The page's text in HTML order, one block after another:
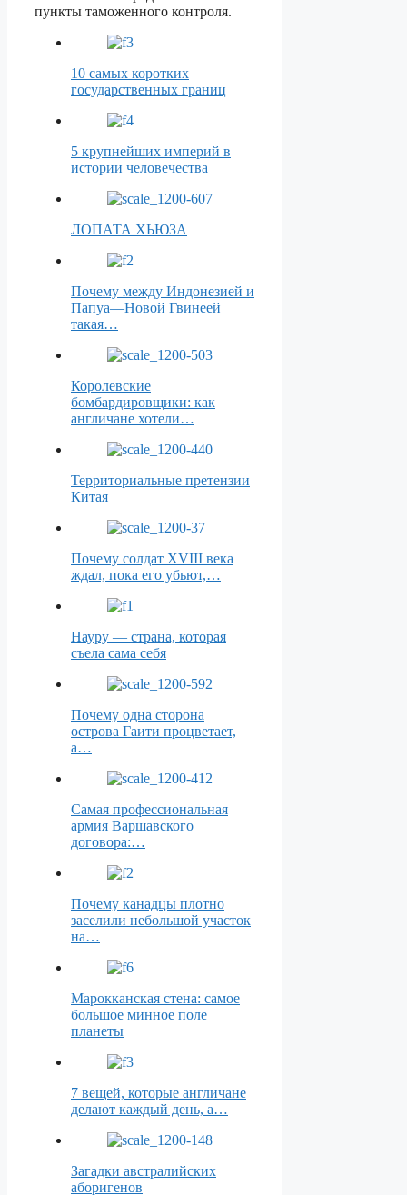
пункты таможенного контроля.
10 самых коротких
государственных границ
5 крупнейших империй в
истории человечества
ЛОПАТА ХЬЮЗА
Почему между Индонезией и
Папуа―Новой Гвинеей
такая…
Королевские
бомбардировщики: как
англичане хотели…
Территориальные претензии
Китая
Почему солдат XVIII века
ждал, пока его убьют,…
Науру — страна, которая
съела сама себя
Почему одна сторона
острова Гаити процветает,
а…
Самая профессиональная
армия Варшавского
договора:…
Почему канадцы плотно
заселили небольшой участок
на…
Марокканская стена: самое
большое минное поле
планеты
7 вещей, которые англичане
делают каждый день, а…
Загадки австралийских
аборигенов